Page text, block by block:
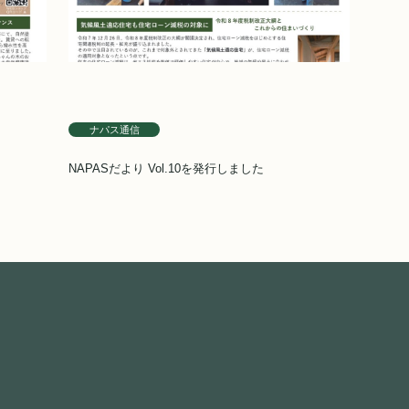
ナパス通信
NAPASだより Vol.10を発行しました